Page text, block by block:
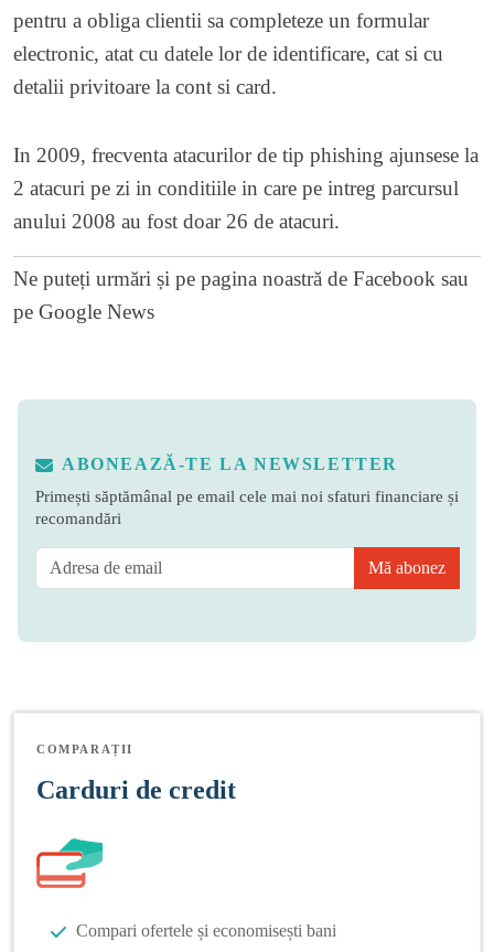
pentru a obliga clientii sa completeze un formular
electronic, atat cu datele lor de identificare, cat si cu
detalii privitoare la cont si card.
In 2009, frecventa atacurilor de tip phishing ajunsese la
2 atacuri pe zi in conditiile in care pe intreg parcursul
anului 2008 au fost doar 26 de atacuri.
Ne puteți urmări și pe pagina noastră de Facebook sau
pe Google News
ABONEAZĂ-TE LA NEWSLETTER
Primești săptămânal pe email cele mai noi sfaturi financiare și
recomandări
Mă abonez
COMPARAȚII
Carduri de credit
Compari ofertele și economisești bani